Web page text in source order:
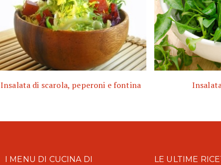
Insalata di scarola, peperoni e fontina
I MENU DI CUCINA DI
LE ULTIME